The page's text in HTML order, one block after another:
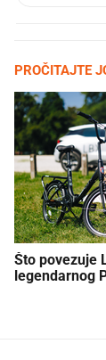
PROČITAJTE
Što povezuje
legendarnog